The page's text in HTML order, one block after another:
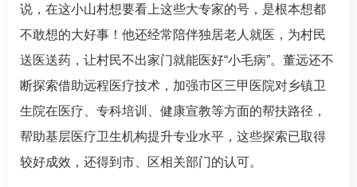
说，在这小山村想要看上这些大专家的号，是根本想都
不敢想的大好事！他还经常陪伴独居老人就医，为村民
送医送药，让村民不出家门就能医好“小毛病”。董远还不
断探索借助远程医疗技术，加强市区三甲医院对乡镇卫
生院在医疗、专科培训、健康宣教等方面的帮扶路径，
帮助基层医疗卫生机构提升专业水平，这些探索已取得
较好成效，还得到市、区相关部门的认可。